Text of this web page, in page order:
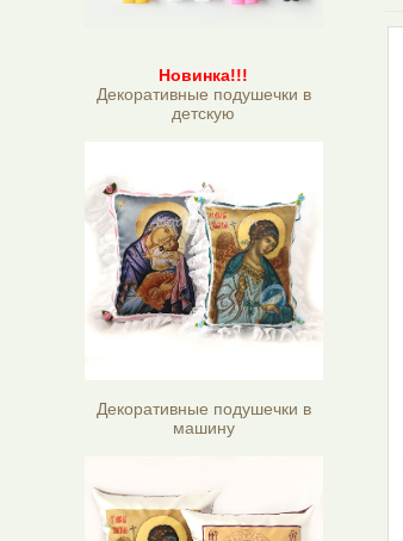
Новинка!!!
Декоративные подушечки в
детскую
Декоративные подушечки в
машину